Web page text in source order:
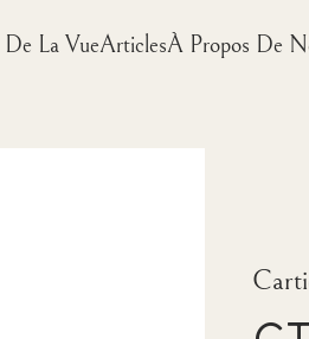
De La VueArticlesÀ Propos De